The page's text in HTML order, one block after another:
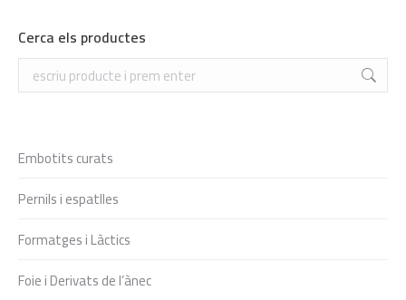
Cerca els productes
Search:
Embotits curats
Pernils i espatlles
Formatges i Làctics
Foie i Derivats de l’ànec